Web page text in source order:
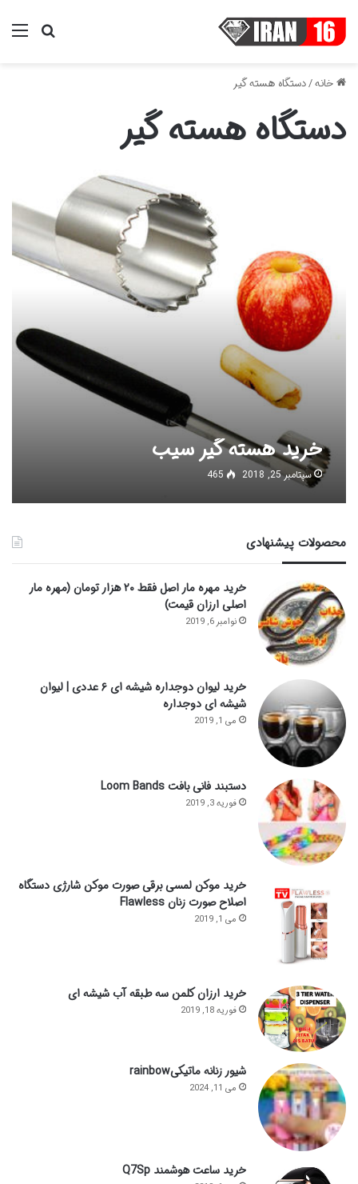
خانه/دستگاه هسته گیر
دستگاه هسته گیر
خرید هسته گیر سیب
سپتامبر 25, 2018 465
محصولات پیشنهادی
خرید مهره مار اصل فقط ۲۰ هزار تومان (مهره مار
اصلی ارزان قیمت)
نوامبر 6, 2019
خرید لیوان دوجداره شیشه ای ۶ عددی | لیوان
شیشه ای دوجداره
می 1, 2019
دستبند فانی بافت Loom Bands
فوریه 3, 2019
خرید موکن لمسی برقی صورت موکن شارژی دستگاه
اصلاح صورت زنان Flawless
می 1, 2019
خرید ارزان کلمن سه طبقه آب شیشه ای
فوریه 18, 2019
شیور زنانه ماتیکیrainbow
می 11, 2024
خرید ساعت هوشمند Q7Sp